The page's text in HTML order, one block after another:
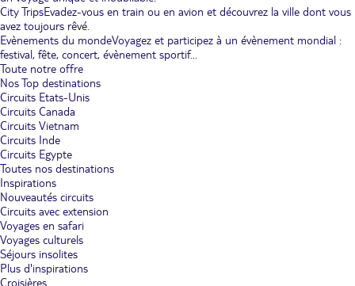
City TripsEvadez-vous en train ou en avion et découvrez la ville dont vous
avez toujours rêvé.
Evènements du mondeVoyagez et participez à un évènement mondial :
festival, fête, concert, évènement sportif...
Toute notre offre
Nos Top destinations
Circuits Etats-Unis
Circuits Canada
Circuits Vietnam
Circuits Inde
Circuits Egypte
Toutes nos destinations
Inspirations
Nouveautés circuits
Circuits avec extension
Voyages en safari
Voyages culturels
Séjours insolites
Plus d'inspirations
Croisières